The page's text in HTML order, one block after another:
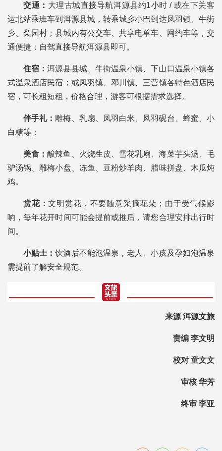
交通： 大理古城直接导航洱源县约1小时 / 或在下关客
运北站乘班车到洱源县城，转乘城乡小巴到达凤羽镇、牛街
乡、梨园村；县城内有公交车、共享电单车、网约车等，交
通便捷；自驾直接导航洱源县即可。
住宿：洱源县县城、牛街温泉小镇、下山口温泉小镇各
式温泉酒店民宿；或凤羽镇、邓川镇、三营镇各特色酒店民
宿，可长租短租，价格合理，游客可根据需求选择。
伴手礼： 雕梅、乳扇、凤羽白米、凤羽砚台、蜂蜜、小
白糖等；
美食：酸辣鱼、火烧生皮、雪花乳扇、海菜芋头汤、毛
驴汤锅、雕梅小盘、冻鱼、豆粉炒羊肉、腊味拼盘、木瓜炖
鸡。
赏花：文明赏花，不要随意采摘花朵；由于受气候影
响，每年花开时间可能会提前或推后，请您合理安排出行时
间。
小贴士：饮酒后不能泡温泉，老人、小孩及孕妇泡温泉
需提前了解安全规范。
来源 洱源文旅
责编 李文明
校对 童文文
审核 华芳
终审 李亚